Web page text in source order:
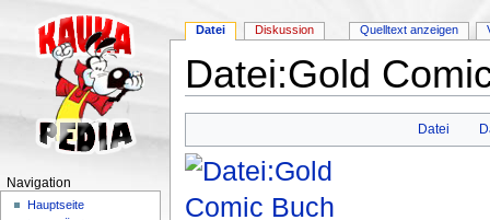
Datei:Gold
Datei
Datei Diskussion Quelltext anzeigen
Navigation
Hauptseite